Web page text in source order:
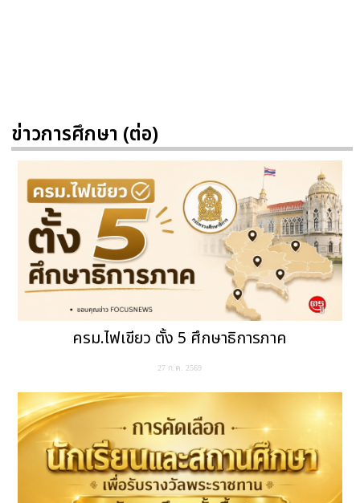
ข่าวการศึกษา (ต่อ)
ครม.ไฟเขียว ตั้ง 5 ศึกษาธิการภาค
27 ก.ค. 2569